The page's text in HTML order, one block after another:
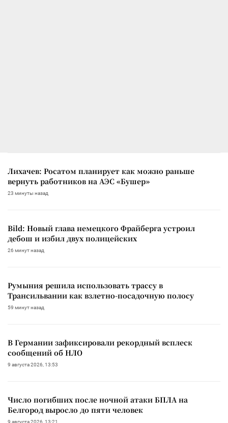
Лихачев: Росатом планирует как можно раньше
вернуть работников на АЭС «Бушер»
23 минуты назад
Bild: Новый глава немецкого Фрайберга устроил
дебош и избил двух полицейских
26 минут назад
Румыния решила использовать трассу в
Трансильвании как взлетно-посадочную полосу
59 минут назад
В Германии зафиксировали рекордный всплеск
сообщений об НЛО
9 августа 2026, 13:53
Число погибших после ночной атаки БПЛА на
Белгород выросло до пяти человек
9 августа 2026, 13:21